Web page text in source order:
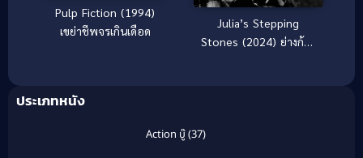
Pulp Fiction (1994)
เขย่าชีพจรเกินเดือด
Julia’s Stepping
Stones (2024) ย่างก้าว
ประเภทหนัง
Action บู๊(37)